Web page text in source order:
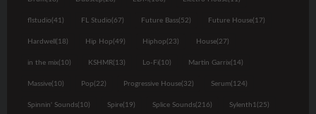
flstudio(41) FL Studio(67) Future Bass(52) Future House(17)
Hardwell (18) Hip Hop(49) Hiphop(23) House(27)
in the mix(10) KSHMR(13) Lo-Fi(10) Martin Garrix(14)
Massive(10) Pop(22) Progressive House(32) Serum(124)
Spinnin' Sounds(10) Spire(19) Splice Sounds(216) Sylenth1(25)